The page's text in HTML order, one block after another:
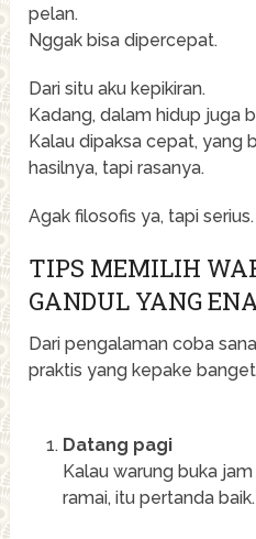
pelan.
Nggak bisa dipercepat.
Dari situ aku kepikiran.
Kadang, dalam hidup juga
Kalau dipaksa cepat, yang
hasilnya, tapi rasanya.
Agak filosofis ya, tapi serius.
TIPS MEMILIH
GANDUL YANG
Dari pengalaman coba
praktis yang kepake
Datang pagi
Kalau warung buka
ramai, itu pertanda baik.